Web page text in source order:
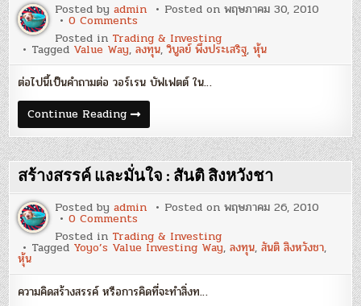
Posted byadmin Posted onพฤษภาคม 30, 2010
0 Comments
ซื้อ
หุ้น
ต้อง
มอง
Downside
ก่อน
กำไร
:
วิบูลย์
พึง
ประเสริฐ
Posted in Trading & Investing
Tagged Value Way,ลงทุน,วิบูลย์ พึงประเสริฐ,หุ้น
ต่อไปนี้เป็นคำถามต่อ วอร์เรน บัฟเฟตต์ ใน…
Continue Readingซื้อ
หุ้น
ต้อง
มอง
Downside
ก่อน
กำไร
:
วิบูลย์
พึง
ประเสริฐ
สร้างสรรค์ และมั่นใจ : สันติ สิงหวังชา
Posted byadmin Posted onพฤษภาคม 26, 2010
0 Comments
สร้างสรรค์
และ
มั่นใจ
สันติ
สิงห
วังชา
Posted in Trading & Investing
Tagged Yoyo’s Value Investing Way,ลงทุน,สันติ สิงหวังชา,
หุ้น
ความคิดสร้างสรรค์ หรือการคิดที่จะทำสิ่งท…